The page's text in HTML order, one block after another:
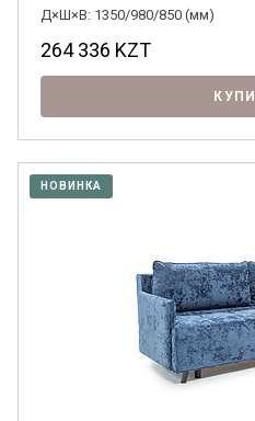
Д×Ш×В: 1350/980/850 (мм)
264 336 KZT
НОВИНКА